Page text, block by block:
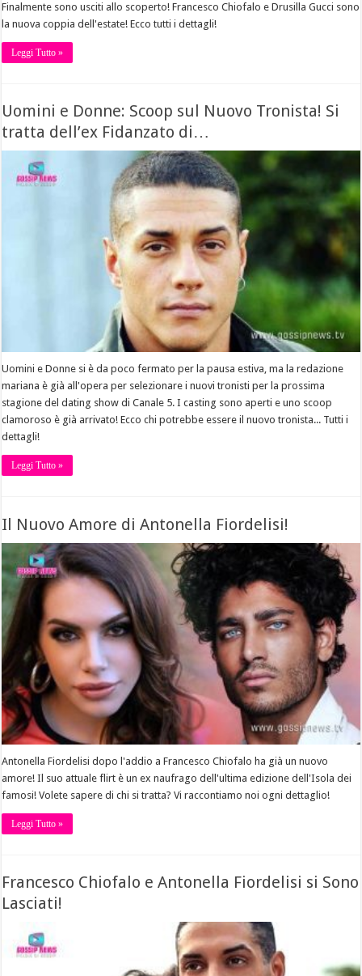
Finalmente sono usciti allo scoperto! Francesco Chiofalo e Drusilla Gucci sono
la nuova coppia dell'estate! Ecco tutti i dettagli!
Leggi Tutto »
Uomini e Donne: Scoop sul Nuovo Tronista! Si
tratta dell’ex Fidanzato di…
Uomini e Donne si è da poco fermato per la pausa estiva, ma la redazione
mariana è già all'opera per selezionare i nuovi tronisti per la prossima
stagione del dating show di Canale 5. I casting sono aperti e uno scoop
clamoroso è già arrivato! Ecco chi potrebbe essere il nuovo tronista... Tutti i
dettagli!
Leggi Tutto »
Il Nuovo Amore di Antonella Fiordelisi!
Antonella Fiordelisi dopo l'addio a Francesco Chiofalo ha già un nuovo
amore! Il suo attuale flirt è un ex naufrago dell'ultima edizione dell'Isola dei
famosi! Volete sapere di chi si tratta? Vi raccontiamo noi ogni dettaglio!
Leggi Tutto »
Francesco Chiofalo e Antonella Fiordelisi si Sono
Lasciati!